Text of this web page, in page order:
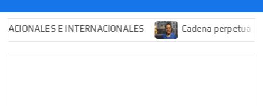
PUEBLA
E INTERNACIONALES Cadena perpetua para “El